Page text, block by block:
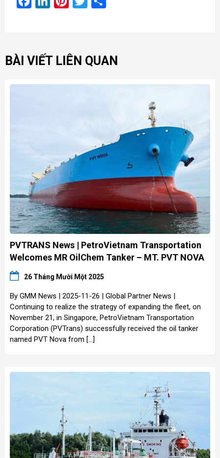
BÀI VIẾT LIÊN QUAN
PVTRANS News | PetroVietnam Transportation
Welcomes MR OilChem Tanker – MT. PVT NOVA
26 Tháng Mười Một 2025
By GMM News | 2025-11-26 | Global Partner News |
Continuing to realize the strategy of expanding the fleet, on
November 21, in Singapore, PetroVietnam Transportation
Corporation (PVTrans) successfully received the oil tanker
named PVT Nova from […]